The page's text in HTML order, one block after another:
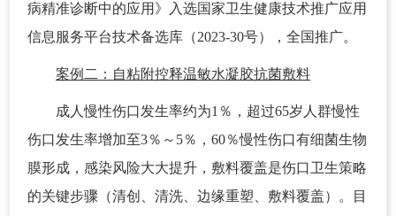
病精准诊断中的应用》入选国家卫生健康技术推广应用
信息服务平台技术备选库（2023-30号），全国推广。
案例二：自粘附控释温敏水凝胶抗菌敷料
成人慢性伤口发生率约为1％，超过65岁人群慢性
伤口发生率增加至3％～5％，60％慢性伤口有细菌生物
膜形成，感染风险大大提升，敷料覆盖是伤口卫生策略
的关键步骤（清创、清洗、边缘重塑、敷料覆盖）。目